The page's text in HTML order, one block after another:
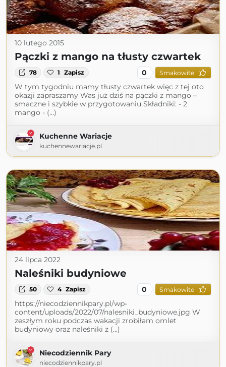
10 lutego 2015
Pączki z mango na tłusty czwartek
78 1 Zapisz 0 Smakowite
W tym tygodniu mamy tłusty czwartek więc z tej oto
okazji zapraszamy Was już dziś na pączki z mango –
smaczne i szybkie w przygotowaniu Składniki: - 2
mango - (...)
Kuchenne Wariacje
kuchennewariacje.pl
24 lipca 2022
Naleśniki budyniowe
50 4 Zapisz 0 Smakowite
https://niecodziennikpary.pl/wp-
content/uploads/2022/07/nalesniki_budyniowe.jpg W
zeszłym roku podczas wakacji zrobiłam omlet
budyniowy oraz naleśniki z (...)
Niecodziennik Pary
niecodziennikpary.pl